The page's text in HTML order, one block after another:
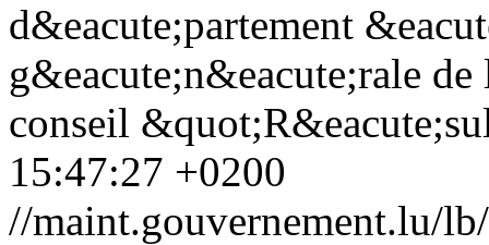
d&eacute;partement
g&eacute;n&eacute;rale
conseil
15:47:27 +0200
//maint.gouvernement.lu/